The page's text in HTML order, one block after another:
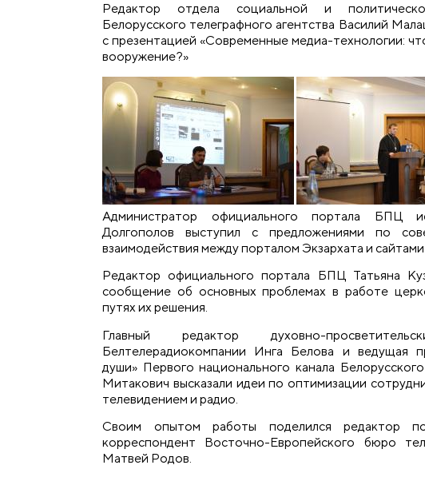
Редактор отдела социальной и
Белорусского телеграфного агентства Василий
с презентацией «Современные медиа-технологии:
вооружение?»
Администратор официального портала БПЦ
Долгополов выступил с предложениями по
взаимодействия между порталом Экзархата и
Редактор официального портала БПЦ Татьяна
сообщение об основных проблемах в работе
путях их решения.
Главный редактор духовно-
Белтелерадиокомпании Инга Белова и ведущая
души» Первого национального канала
Митакович высказали идеи по оптимизации
телевидением и радио.
Своим опытом работы поделился редактор
корреспондент Восточно-Европейского бюро
Матвей Родов.